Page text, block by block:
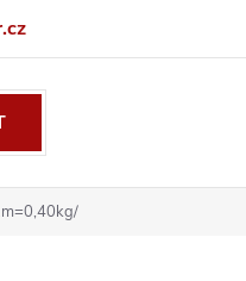
na Bordeaux